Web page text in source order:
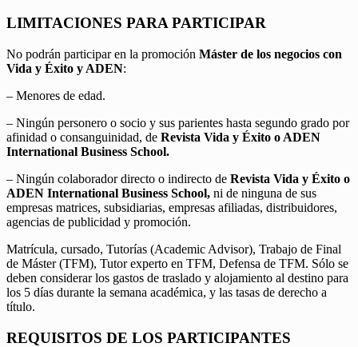
LIMITACIONES PARA PARTICIPAR
No podrán participar en la promoción Máster de los negocios con
Vida y Éxito y ADEN:
– Menores de edad.
– Ningún personero o socio y sus parientes hasta segundo grado por
afinidad o consanguinidad, de Revista Vida y Éxito o ADEN
International Business School.
– Ningún colaborador directo o indirecto de Revista Vida y Éxito o
ADEN International Business School, ni de ninguna de sus
empresas matrices, subsidiarias, empresas afiliadas, distribuidores,
agencias de publicidad y promoción.
Matrícula, cursado, Tutorías (Academic Advisor), Trabajo de Final
de Máster (TFM), Tutor experto en TFM, Defensa de TFM. Sólo se
deben considerar los gastos de traslado y alojamiento al destino para
los 5 días durante la semana académica, y las tasas de derecho a
título.
REQUISITOS DE LOS PARTICIPANTES